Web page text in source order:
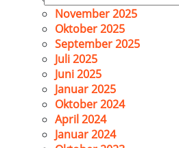
nach:
November 2025
Oktober 2025
September 2025
Juli 2025
Juni 2025
Januar 2025
Oktober 2024
April 2024
Januar 2024